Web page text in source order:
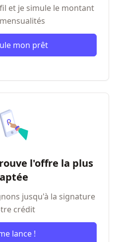
et je simule le montant
mon prêt
l'offre la plus
jusqu'à la signature
crédit
lance !